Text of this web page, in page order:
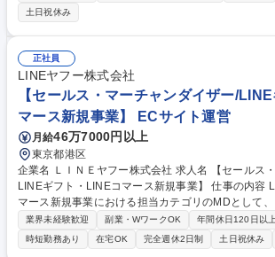
括を目指していただきます。 【詳細】Amazon・楽天・Yahoo・Qoo10・
au等のECサイトにおける商品ページ作成・更新、プ
ル企画・運用、在庫管理、出荷対応(Amazon倉庫・
をお任せします。 【採用背景】現在は外注していま
動性を高め、売上拡大を目指します。まずは楽天・
～2千万円)の運用を中心に担当いただき、慣れてき
トも巻き取っていただきます。 募集職種 【EC運用｜楽天・Yahoo・Ama
zon】世界的ガジェットブランドを担当
土日祝休み
正社員
LINEヤフー株式会社
【セールス・マーチャンダイザー/
マース新規事業】 ECサイト運営
月給46万7000円以上
東京都港区
企業名 ＬＩＮＥヤフー株式会社 求人名 【セールス・マーチャンダイザー/
LINEギフト・LINEコマース新規事業】 仕事の内容 LINEギフト・LINEコ
マース新規事業における担当カテゴリのMDとして
商品ラインナップ設計、販促企画、数値分析まで幅
す。データと顧客視点をもとに、売れる仕組みづくり の構築をお任せいた
します。新規出店営業に関して、基本的には別組織
業界未経験歓迎 副業・WワークOK 年間休日120日以上
時短勤務あり
在宅OK 完全週休2日制 土日祝休み